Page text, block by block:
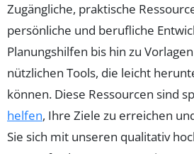
Zugängliche, praktische
persönliche und berufliche
Planungshilfen bis hin zu
nützlichen Tools, die leicht
können. Diese Ressourcen sind
helfen, Ihre Ziele zu erreichen
Sie sich mit unseren qualitativ